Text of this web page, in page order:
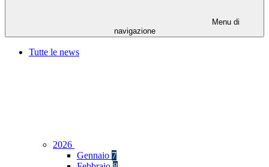
Menu di
navigazione
Tutte le news
2026
Gennaio 7